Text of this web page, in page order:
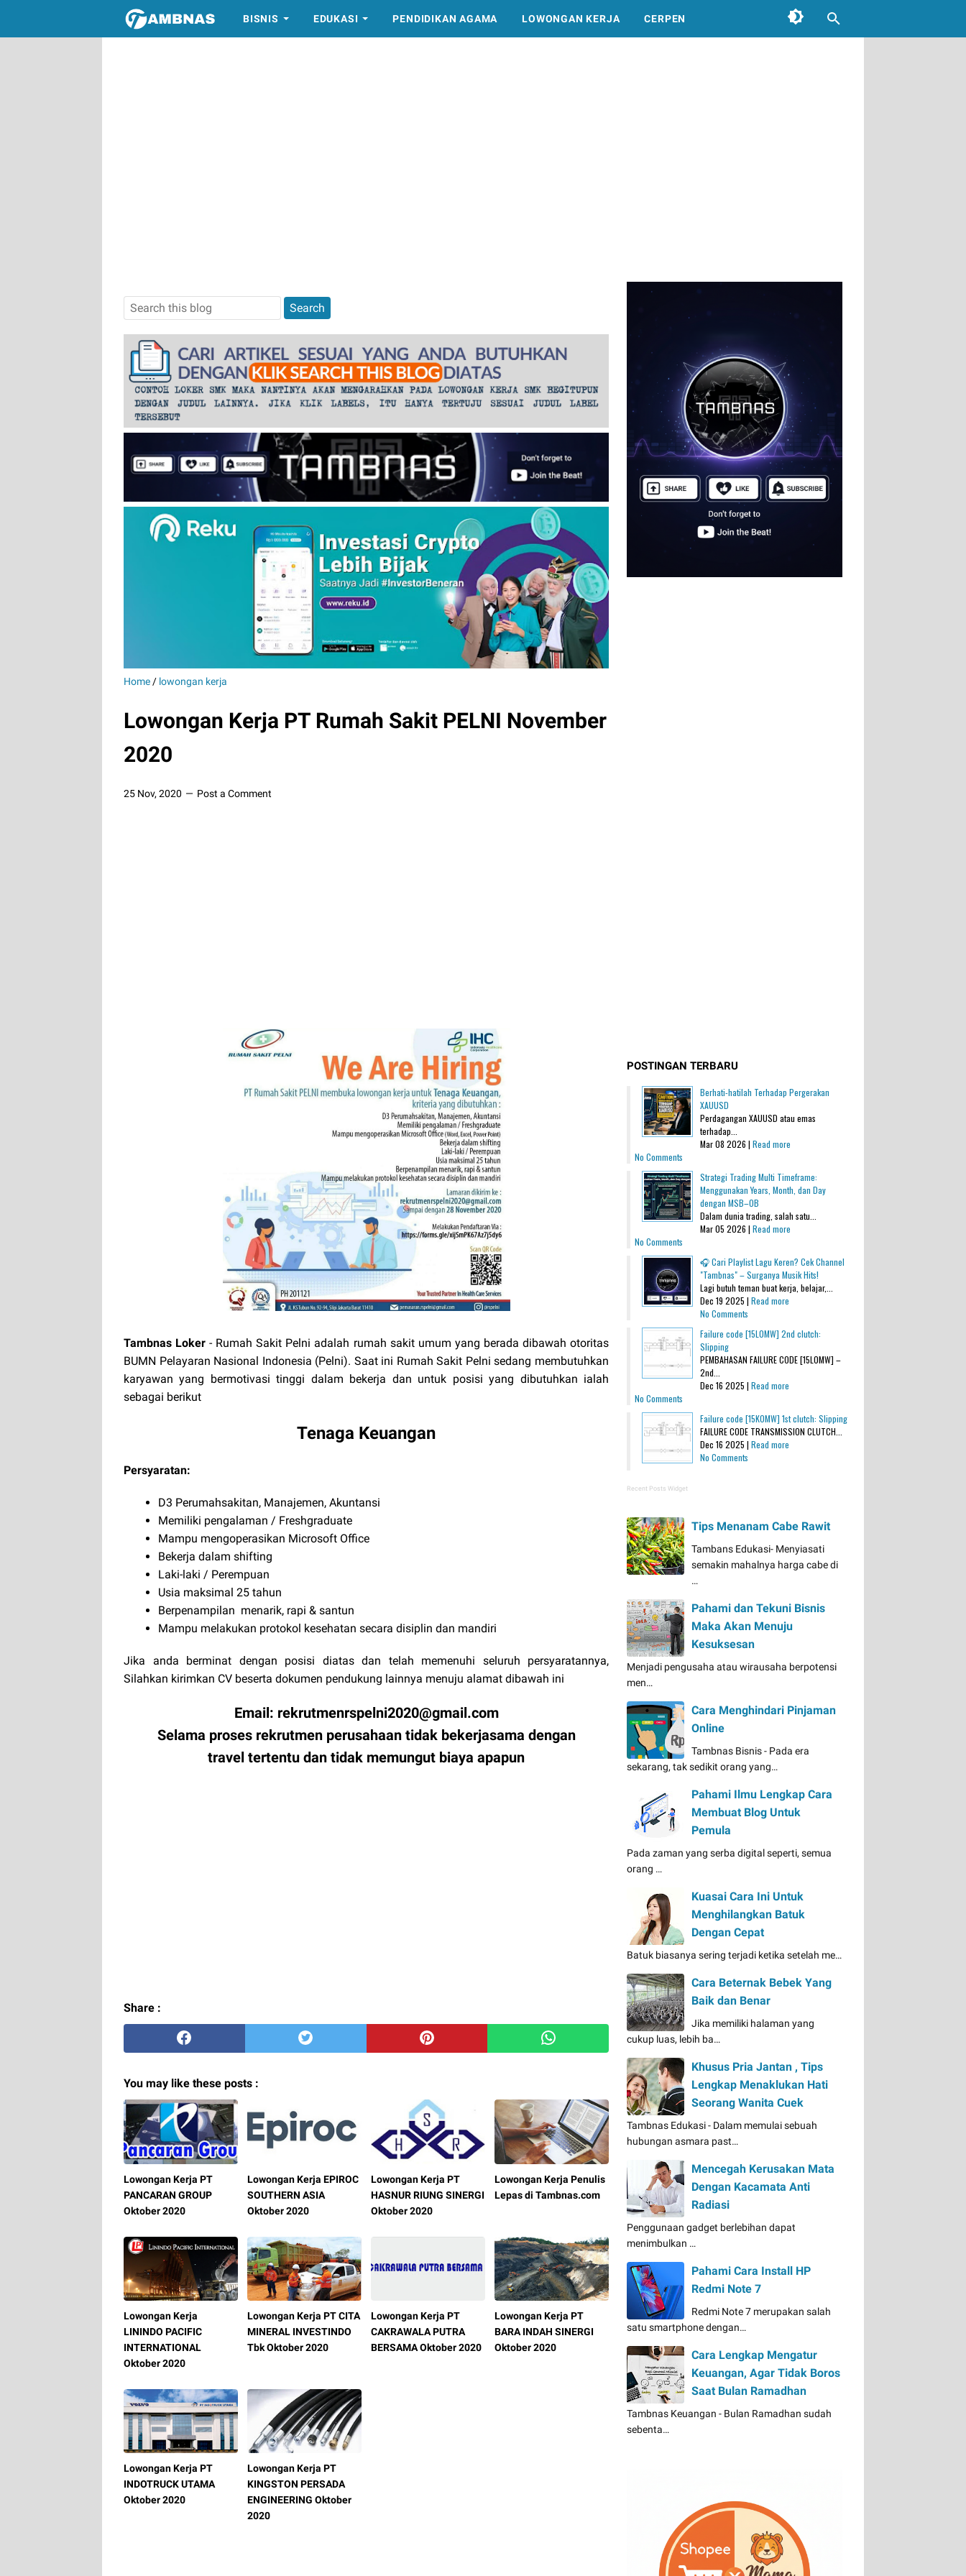
BISNIS EDUKASI PENDIDIKAN AGAMA LOWONGAN KERJA CERPEN
Home / lowongan kerja
Lowongan Kerja PT Rumah Sakit PELNI November
2020
25 Nov, 2020 Post a Comment
Tambnas Loker - Rumah Sakit Pelni adalah rumah sakit umum yang berada dibawah otoritas
BUMN Pelayaran Nasional Indonesia (Pelni). Saat ini Rumah Sakit Pelni sedang membutuhkan
karyawan yang bermotivasi tinggi dalam bekerja dan untuk posisi yang dibutuhkan ialah
sebagai berikut
Tenaga Keuangan
Persyaratan:
D3 Perumahsakitan, Manajemen, Akuntansi
Memiliki pengalaman / Freshgraduate
Mampu mengoperasikan Microsoft Office
Bekerja dalam shifting
Laki-laki / Perempuan
Usia maksimal 25 tahun
Berpenampilan menarik, rapi & santun
Mampu melakukan protokol kesehatan secara disiplin dan mandiri
Jika anda berminat dengan posisi diatas dan telah memenuhi seluruh persyaratannya,
Silahkan kirimkan CV beserta dokumen pendukung lainnya menuju alamat dibawah ini
Email: rekrutmenrspelni2020@gmail.com
Selama proses rekrutmen perusahaan tidak bekerjasama dengan
travel tertentu dan tidak memungut biaya apapun
Share :
You may like these posts :
Lowongan Kerja PT
PANCARAN GROUP
Oktober 2020
Lowongan Kerja EPIROC
SOUTHERN ASIA
Oktober 2020
Lowongan Kerja PT
HASNUR RIUNG SINERGI
Oktober 2020
Lowongan Kerja Penulis
Lepas di Tambnas.com
Lowongan Kerja
LININDO PACIFIC
INTERNATIONAL
Oktober 2020
Lowongan Kerja PT CITA
MINERAL INVESTINDO
Tbk Oktober 2020
Lowongan Kerja PT
CAKRAWALA PUTRA
BERSAMA Oktober 2020
Lowongan Kerja PT
BARA INDAH SINERGI
Oktober 2020
Lowongan Kerja PT
INDOTRUCK UTAMA
Oktober 2020
Lowongan Kerja PT
KINGSTON PERSADA
ENGINEERING Oktober
2020
POSTINGAN TERBARU
Berhati-hatilah Terhadap Pergerakan
XAUUSD
Perdagangan XAUUSD atau emas
terhadap...
Mar 08 2026 | Read more
No Comments
Strategi Trading Multi Timeframe:
Menggunakan Years, Month, dan Day
dengan MSB–OB
Dalam dunia trading, salah satu...
Mar 05 2026 | Read more
No Comments
🎧 Cari Playlist Lagu Keren? Cek Channel
"Tambnas" – Surganya Musik Hits!
Lagi butuh teman buat kerja, belajar,...
Dec 19 2025 | Read more
No Comments
Failure code [15L0MW] 2nd clutch:
Slipping
PEMBAHASAN FAILURE CODE [15L0MW] –
2nd...
Dec 16 2025 | Read more
No Comments
Failure code [15K0MW] 1st clutch: Slipping
FAILURE CODE TRANSMISSION CLUTCH...
Dec 16 2025 | Read more
No Comments
Recent Posts Widget
Tips Menanam Cabe Rawit
Tambans Edukasi- Menyiasati
semakin mahalnya harga cabe di
…
Pahami dan Tekuni Bisnis
Maka Akan Menuju
Kesuksesan
Menjadi pengusaha atau wirausaha berpotensi
men…
Cara Menghindari Pinjaman
Online
Tambnas Bisnis - Pada era
sekarang, tak sedikit orang yang…
Pahami Ilmu Lengkap Cara
Membuat Blog Untuk
Pemula
Pada zaman yang serba digital seperti, semua
orang …
Kuasai Cara Ini Untuk
Menghilangkan Batuk
Dengan Cepat
Batuk biasanya sering terjadi ketika setelah me…
Cara Beternak Bebek Yang
Baik dan Benar
Jika memiliki halaman yang
cukup luas, lebih ba…
Khusus Pria Jantan , Tips
Lengkap Menaklukan Hati
Seorang Wanita Cuek
Tambnas Edukasi - Dalam memulai sebuah
hubungan asmara past…
Mencegah Kerusakan Mata
Dengan Kacamata Anti
Radiasi
Penggunaan gadget berlebihan dapat
menimbulkan …
Pahami Cara Install HP
Redmi Note 7
Redmi Note 7 merupakan salah
satu smartphone dengan…
Cara Lengkap Mengatur
Keuangan, Agar Tidak Boros
Saat Bulan Ramadhan
Tambnas Keuangan - Bulan Ramadhan sudah
sebenta…